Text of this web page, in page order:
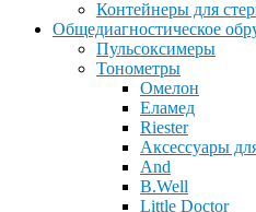
Контейнеры для
Общедиагностическое
Пульсоксимеры
Тонометры
Омелон
Еламед
Riester
Аксессуары
And
B.Well
Little Doctor